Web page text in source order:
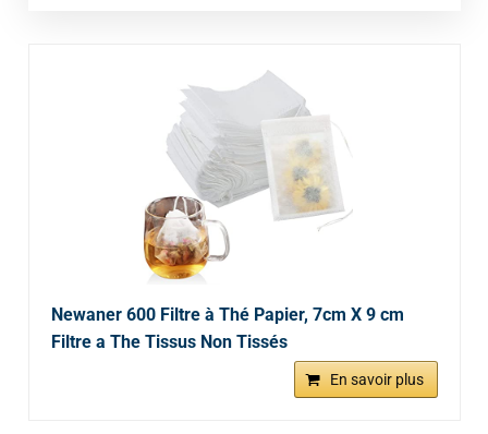
Newaner 600 Filtre à Thé Papier, 7cm X 9 cm
Filtre a The Tissus Non Tissés
En savoir plus